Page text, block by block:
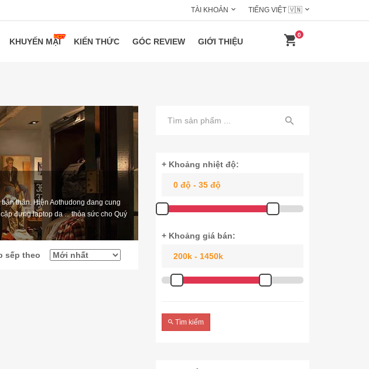
TÀI KHOẢN TIẾNG VIỆT 🇻🇳
KHUYẾN MẠI KIẾN THỨC GÓC REVIEW GIỚI THIỆU
0
thân. Hiện Aothudong đang cung
đựng laptop da ... thỏa sức cho Quý
sếp theo
+ Khoảng nhiệt độ:
+ Khoảng giá bán:
Tìm kiếm